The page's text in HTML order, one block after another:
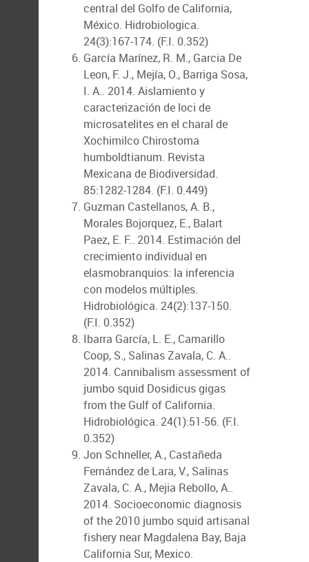
central del Golfo de California,
México. Hidrobiologica.
24(3):167-174. (F.I. 0.352)
García Marínez, R. M., Garcia De
Leon, F. J., Mejía, O., Barriga Sosa,
I. A.. 2014. Aislamiento y
caracterización de loci de
microsatelites en el charal de
Xochimilco Chirostoma
humboldtianum. Revista
Mexicana de Biodiversidad.
85:1282-1284. (F.I. 0.449)
Guzman Castellanos, A. B.,
Morales Bojorquez, E., Balart
Paez, E. F.. 2014. Estimación del
crecimiento individual en
elasmobranquios: la inferencia
con modelos múltiples.
Hidrobiológica. 24(2):137-150.
(F.I. 0.352)
Ibarra García, L. E., Camarillo
Coop, S., Salinas Zavala, C. A..
2014. Cannibalism assessment of
jumbo squid Dosidicus gigas
from the Gulf of California.
Hidrobiológica. 24(1):51-56. (F.I.
0.352)
Jon Schneller, A., Castañeda
Fernández de Lara, V., Salinas
Zavala, C. A., Mejia Rebollo, A..
2014. Socioeconomic diagnosis
of the 2010 jumbo squid artisanal
fishery near Magdalena Bay, Baja
California Sur, Mexico.